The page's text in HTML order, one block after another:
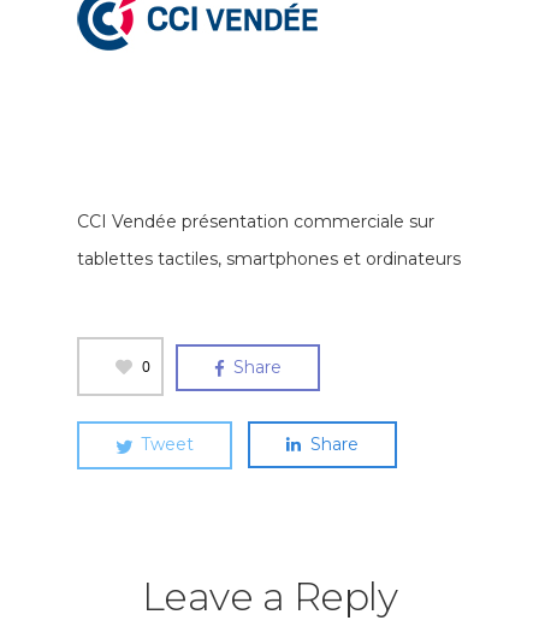
CCI Vendée présentation commerciale sur
tablettes tactiles, smartphones et ordinateurs
0 Share
Tweet Share
Leave a Reply